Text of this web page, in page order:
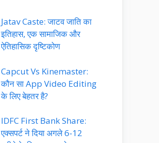
Jatav Caste: जाटव जाति का
इतिहास, एक सामाजिक और
ऐतिहासिक दृष्टिकोण
Capcut Vs Kinemaster:
कौन सा App Video Editing
के लिए बेहतर है?
IDFC First Bank Share:
एक्सपर्ट ने दिया अगले 6-12